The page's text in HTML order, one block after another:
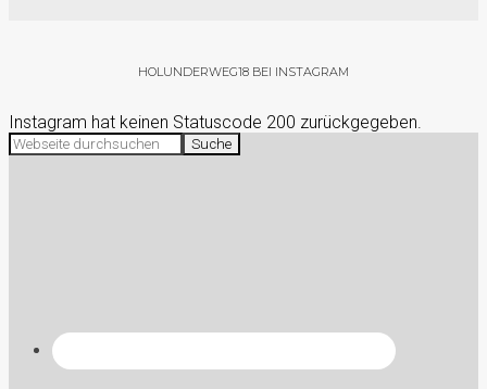
HOLUNDERWEG18 BEI INSTAGRAM
Instagram hat keinen Statuscode 200 zurückgegeben.